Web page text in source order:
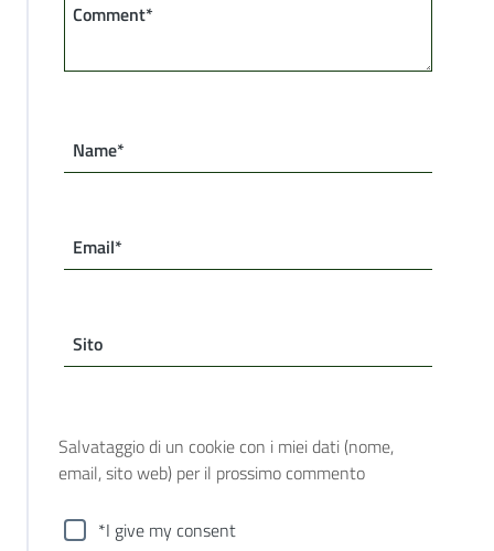
Comment*
Name*
Email*
Sito
Salvataggio di un cookie con i miei dati (nome,
email, sito web) per il prossimo commento
*I give my consent